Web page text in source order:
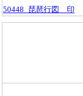
50448_琵琶行図＿印